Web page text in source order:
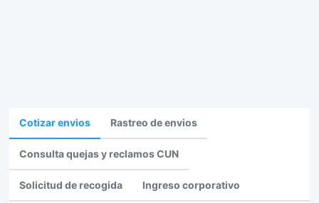
Cotizar envios Rastreo de envios
Consulta quejas y reclamos CUN
Solicitud de recogida Ingreso corporativo